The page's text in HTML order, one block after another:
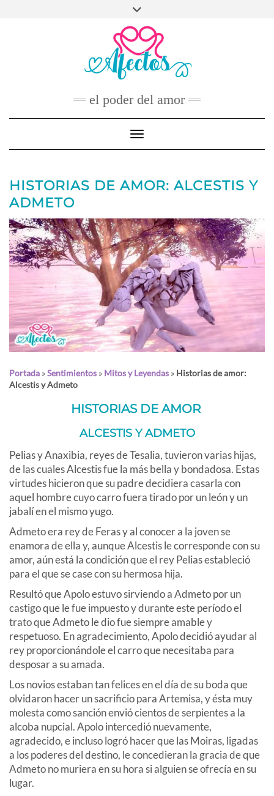
FACEBOOK
TWITTER
INSTAGRAM
PINTEREST
CONTACTO
el poder del amor
Toggle Navigation
HISTORIAS DE AMOR: ALCESTIS Y
ADMETO
Portada »Sentimientos » Mitos y Leyendas » Historias de amor:
Alcestis y Admeto
HISTORIAS DE AMOR
ALCESTIS Y ADMETO
Pelias y Anaxibia, reyes de Tesalia, tuvieron varias hijas,
de las cuales Alcestis fue la más bella y bondadosa. Estas
virtudes hicieron que su padre decidiera casarla con
aquel hombre cuyo carro fuera tirado por un león y un
jabalí en el mismo yugo.
Admeto era rey de Feras y al conocer a la joven se
enamora de ella y, aunque Alcestis le corresponde con su
amor, aún está la condición que el rey Pelias estableció
para el que se case con su hermosa hija.
Resultó que Apolo estuvo sirviendo a Admeto por un
castigo que le fue impuesto y durante este período el
trato que Admeto le dio fue siempre amable y
respetuoso. En agradecimiento, Apolo decidió ayudar al
rey proporcionándole el carro que necesitaba para
desposar a su amada.
Los novios estaban tan felices en el día de su boda que
olvidaron hacer un sacrificio para Artemisa, y ésta muy
molesta como sanción envió cientos de serpientes a la
alcoba nupcial. Apolo intercedió nuevamente,
agradecido, e incluso logró hacer que las Moiras, ligadas
a los poderes del destino, le concedieran la gracia de que
Admeto no muriera en su hora si alguien se ofrecía en su
lugar.